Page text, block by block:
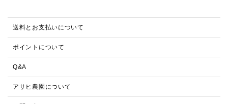
送料とお支払いについて
ポイントについて
Q&A
アサヒ農園について